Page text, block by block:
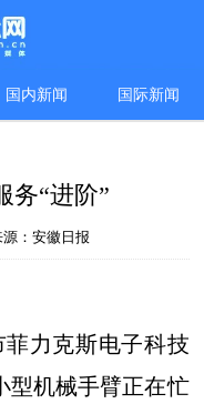
国内新闻 国际新闻
务“进阶”
：安徽日报
力克斯电子科技
型机械手臂正在忙